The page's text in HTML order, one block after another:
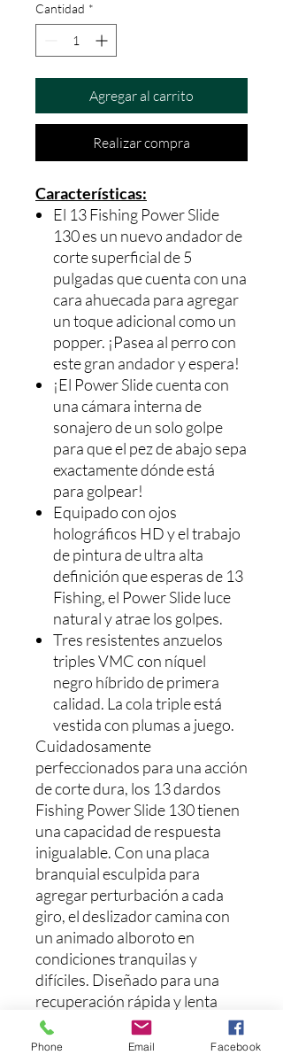
Cantidad *
Agregar al carrito
Realizar compra
Características:
El 13 Fishing Power Slide
130 es un nuevo andador de
corte superficial de 5
pulgadas que cuenta con una
cara ahuecada para agregar
un toque adicional como un
popper. ¡Pasea al perro con
este gran andador y espera!
¡El Power Slide cuenta con
una cámara interna de
sonajero de un solo golpe
para que el pez de abajo sepa
exactamente dónde está
para golpear!
Equipado con ojos
holográficos HD y el trabajo
de pintura de ultra alta
definición que esperas de 13
Fishing, el Power Slide luce
natural y atrae los golpes.
Tres resistentes anzuelos
triples VMC con níquel
negro híbrido de primera
calidad. La cola triple está
vestida con plumas a juego.
Cuidadosamente
perfeccionados para una acción
de corte dura, los 13 dardos
Fishing Power Slide 130 tienen
una capacidad de respuesta
inigualable. Con una placa
branquial esculpida para
agregar perturbación a cada
giro, el deslizador camina con
un animado alboroto en
condiciones tranquilas y
difíciles. Diseñado para una
recuperación rápida y lenta
para adaptarse a las
condiciones, este señuelo es
Phone Email Facebook